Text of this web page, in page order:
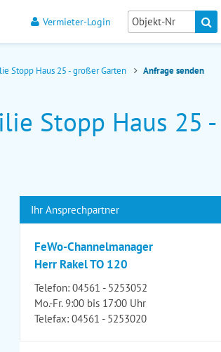
Vermieter-Login
Stopp Haus 25 - großer Garten Anfrage senden
Stopp Haus 25 -
Ihr Ansprechpartner
FeWo-Channelmanager
Herr Rakel TO 120
Telefon: 04561 - 5253052
Mo.-Fr. 9:00 bis 17:00 Uhr
Telefax: 04561 - 5253020